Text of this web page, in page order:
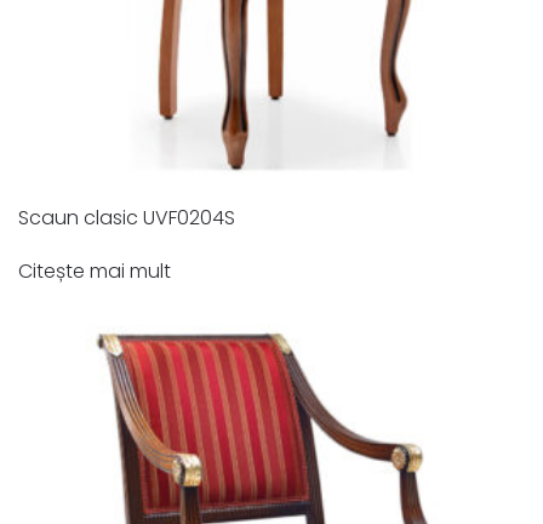
Scaun clasic UVF0204S
Citește mai mult